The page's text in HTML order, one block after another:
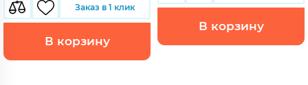
Заказ в 1 клик
В корзину
В корзину